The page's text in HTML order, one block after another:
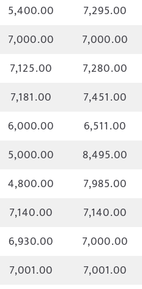
5,400.00 7,295.00
7,000.00 7,000.00
7,125.00 7,280.00
7,181.00 7,451.00
6,000.00 6,511.00
5,000.00 8,495.00
4,800.00 7,985.00
7,140.00 7,140.00
6,930.00 7,000.00
7,001.00 7,001.00